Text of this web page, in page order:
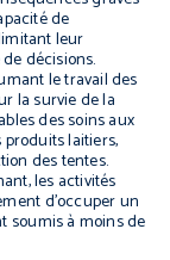
de
leur
décisions.
le travail des
la survie de la
des soins aux
laitiers,
des tentes.
les activités
d’occuper un
soumis à moins de